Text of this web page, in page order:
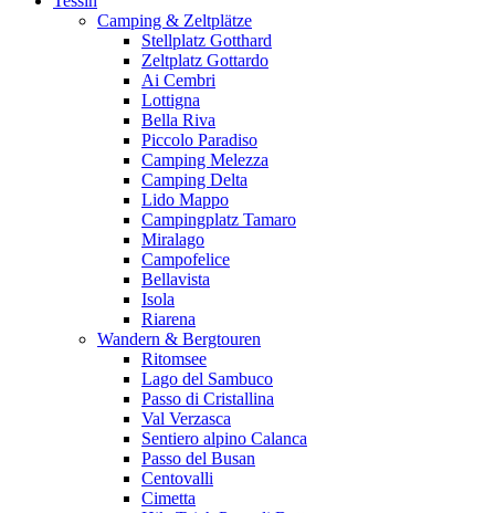
Camping & Zeltplätze
Stellplatz Gotthard
Zeltplatz Gottardo
Ai Cembri
Lottigna
Bella Riva
Piccolo Paradiso
Camping Melezza
Camping Delta
Lido Mappo
Campingplatz Tamaro
Miralago
Campofelice
Bellavista
Isola
Riarena
Wandern & Bergtouren
Ritomsee
Lago del Sambuco
Passo di Cristallina
Val Verzasca
Sentiero alpino Calanca
Passo del Busan
Centovalli
Cimetta